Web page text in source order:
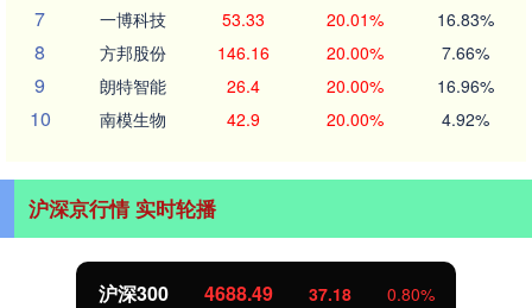
7 一博科技 53.33 20.01% 16.83%
8 方邦股份 146.16 20.00% 7.66%
9 朗特智能 26.4 20.00% 16.96%
10 南模生物 42.9 20.00% 4.92%
沪深京行情 实时轮播
北证50 1134.17 11.30 1.01%